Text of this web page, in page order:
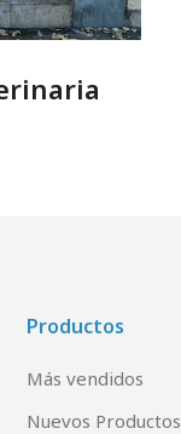
Productos
Más vendidos
Nuevos Productos